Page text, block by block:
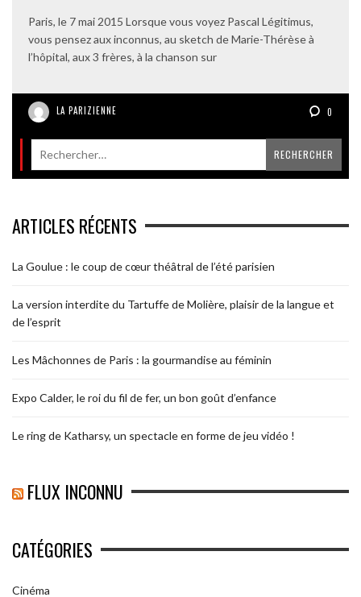
Paris, le 7 mai 2015 Lorsque vous voyez Pascal Légitimus,
vous pensez aux inconnus, au sketch de Marie-Thérèse à
l’hôpital, aux 3 frères, à la chanson sur
LA PARIZIENNE 0
ARTICLES RÉCENTS
La Goulue : le coup de cœur théâtral de l’été parisien
La version interdite du Tartuffe de Molière, plaisir de la langue et
de l’esprit
Les Mâchonnes de Paris : la gourmandise au féminin
Expo Calder, le roi du fil de fer, un bon goût d’enfance
Le ring de Katharsy, un spectacle en forme de jeu vidéo !
FLUX INCONNU
CATÉGORIES
Cinéma